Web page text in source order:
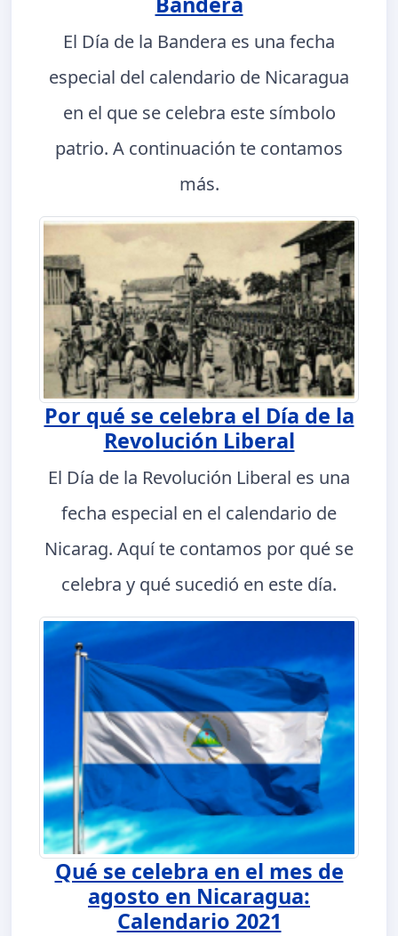
El Día de la Bandera es una fecha
especial del calendario de Nicaragua
en el que se celebra este símbolo
patrio. A continuación te contamos
más.
Por qué se celebra el Día de la
Revolución Liberal
El Día de la Revolución Liberal es una
fecha especial en el calendario de
Nicarag. Aquí te contamos por qué se
celebra y qué sucedió en este día.
Qué se celebra en el mes de
agosto en Nicaragua:
Calendario 2021